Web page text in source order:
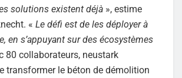
solutions existent déjà », estime
« Le défi est de les déployer à
en s’appuyant sur des écosystèmes
80 collaborateurs, neustark
transformer le béton de démolition